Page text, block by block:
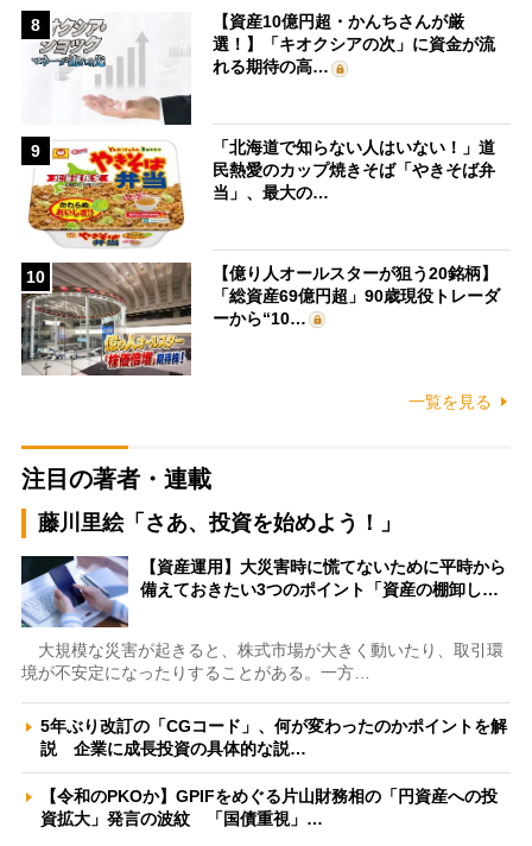
8
【資産10億円超・かんちさんが厳
選！】「キオクシアの次」に資金が流
れる期待の高…
9
「北海道で知らない人はいない！」道
民熱愛のカップ焼きそば「やきそば弁
当」、最大の…
10
【億り人オールスターが狙う20銘柄】
「総資産69億円超」90歳現役トレーダ
ーから“10…
一覧を見る
注目の著者・連載
藤川里絵「さあ、投資を始めよう！」
【資産運用】大災害時に慌てないために平時から
備えておきたい3つのポイント「資産の棚卸し…
大規模な災害が起きると、株式市場が大きく動いたり、取引環
境が不安定になったりすることがある。一方…
5年ぶり改訂の「CGコード」、何が変わったのかポイントを解
説 企業に成長投資の具体的な説…
【令和のPKOか】GPIFをめぐる片山財務相の「円資産への投
資拡大」発言の波紋 「国債重視」…